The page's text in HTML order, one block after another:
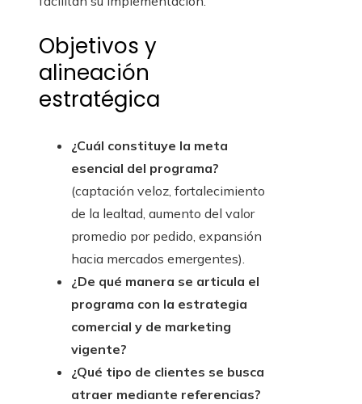
Objetivos y
alineación
estratégica
¿Cuál constituye la meta
esencial del programa?
(captación veloz, fortalecimiento
de la lealtad, aumento del valor
promedio por pedido, expansión
hacia mercados emergentes).
¿De qué manera se articula el
programa con la estrategia
comercial y de marketing
vigente?
¿Qué tipo de clientes se busca
atraer mediante referencias?